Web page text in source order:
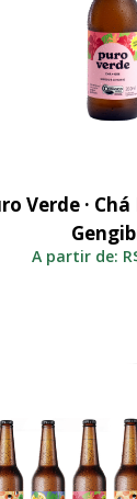
Verde ·
A partir de: